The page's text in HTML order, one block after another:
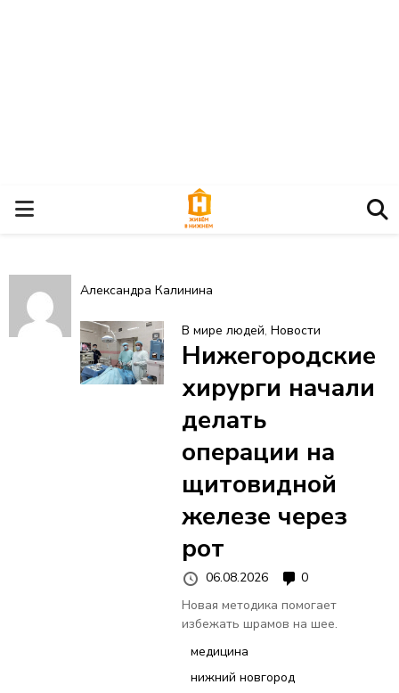
О
Н
Александра Калинина
В мире людей, Новости
Нижегородские
хирурги начали
делать
операции на
щитовидной
железе через
рот
06.08.2026
0
Новая методика помогает
избежать шрамов на шее.
медицина
нижний новгород